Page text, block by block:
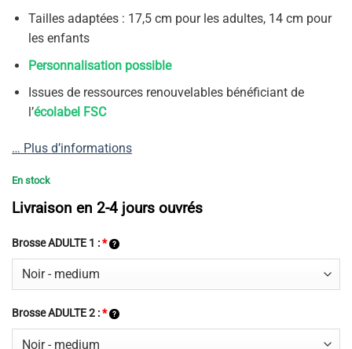
Tailles adaptées : 17,5 cm pour les adultes, 14 cm pour
les enfants
Personnalisation possible
Issues de ressources renouvelables bénéficiant de
l’écolabel FSC
… Plus d’informations
En stock
Livraison en 2-4 jours ouvrés
Brosse ADULTE 1 :*
Brosse ADULTE 2 :*